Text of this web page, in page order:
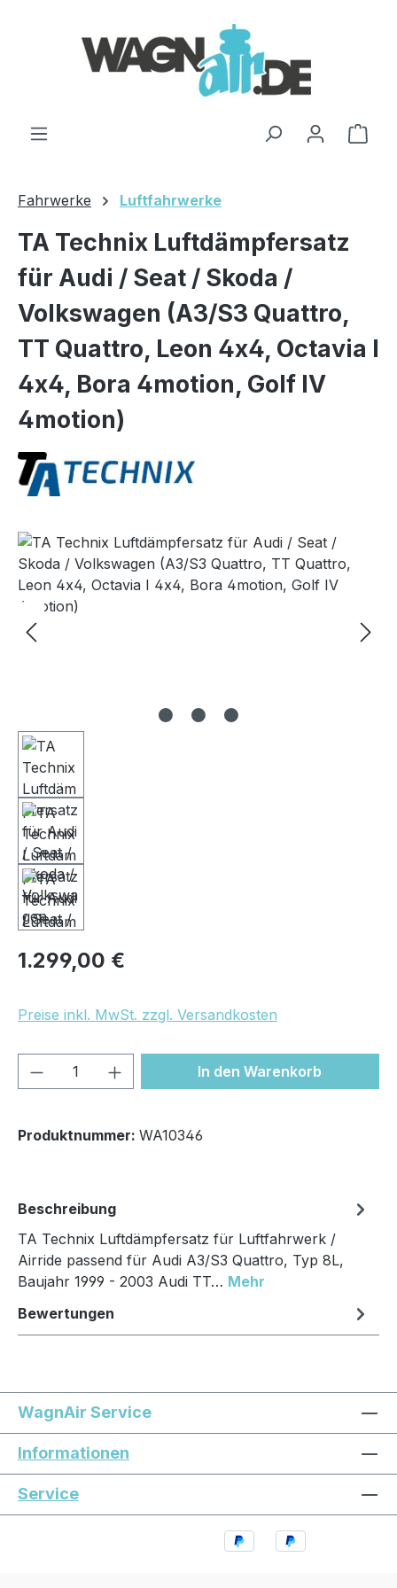
Fahrwerke Luftfahrwerke
TA Technix Luftdämpfersatz
für Audi / Seat / Skoda /
Volkswagen (A3/S3 Quattro,
TT Quattro, Leon 4x4, Octavia I
4x4, Bora 4motion, Golf IV
4motion)
Bildergalerie überspringen
Regulärer Preis:
1.299,00 €
Preise inkl. MwSt. zzgl. Versandkosten
Produkt Anzahl: Gib denIn den Warenkorb
Produktnummer: WA10346
Beschreibung
TA Technix Luftdämpfersatz für Luftfahrwerk /
Airride passend für Audi A3/S3 Quattro, Typ 8L,
Baujahr 1999 - 2003 Audi TT… Mehr
Bewertungen
WagnAir Service
Informationen
Service